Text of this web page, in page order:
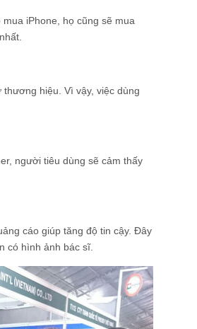
iPhone, họ cũng sẽ mua
hiệu. Vì vậy, việc dùng
người tiêu dùng sẽ cảm thấy
cáo giúp tăng độ tin cậy. Đây
có hình ảnh bác sĩ.